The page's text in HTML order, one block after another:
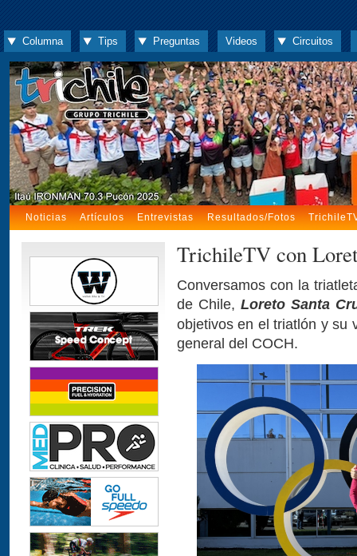
Columna Tips Preguntas Videos Circuitos
Noticias Artículos Entrevistas Resultados/Fotos
TrichileTV con
Conversamos con la
de Chile, Loreto Santa
objetivos en el triatlón y su
general del COCH.